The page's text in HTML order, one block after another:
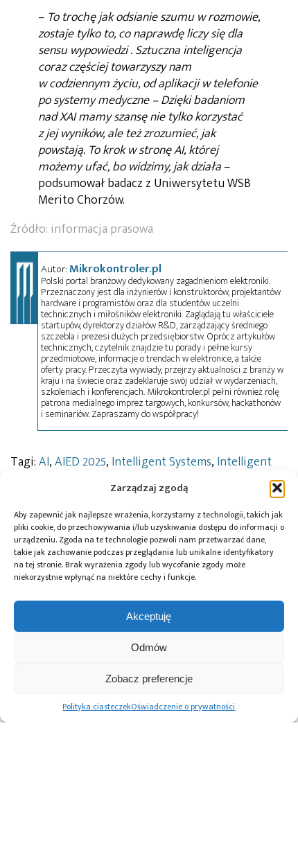
Zarządzaj zgodą
Aby zapewnić jak najlepsze wrażenia, korzystamy z technologii, takich jak
pliki cookie, do przechowywania i/lub uzyskiwania dostępu do informacji o
urządzeniu. Zgoda na te technologie pozwoli nam przetwarzać dane,
takie jak zachowanie podczas przeglądania lub unikalne identyfikatory
na tej stronie. Brak wyrażenia zgody lub wycofanie zgody może
niekorzystnie wpłynąć na niektóre cechy i funkcje.
Akceptuję
Odmów
Zobacz preferencje
Polityka ciasteczekOświadczenie o prywatności
– To trochę jak odsianie szumu w rozmowie,
zostaje tylko to, co naprawdę liczy się dla
sensu wypowiedzi . Sztuczna inteligencja
coraz częściej towarzyszy nam
w codziennym życiu, od aplikacji w telefonie
po systemy medyczne – Dzięki badaniom
nad XAI mamy szansę nie tylko korzystać
z jej wyników, ale też zrozumieć, jak
powstają. To krok w stronę AI, której
możemy ufać, bo widzimy, jak działa–
podsumował badacz z Uniwersytetu WSB
Merito Chorzów.
Źródło: informacja prasowa
Autor:Mikrokontroler.pl
Polski portal branżowy dedykowany zagadnieniom elektroniki.
Przeznaczony jest dla inżynierów i konstruktorów, projektantów
hardware i programistów oraz dla studentów uczelni
technicznych i miłośników elektroniki. Zaglądają tu właściciele
startupów, dyrektorzy działów R&D, zarządzający średniego
szczebla i prezesi dużych przedsiębiorstw. Oprócz artykułów
technicznych, czytelnik znajdzie tu porady i pełne kursy
przedmiotowe, informacje o trendach w elektronice, a także
oferty pracy. Przeczyta wywiady, przejrzy aktualności z branży w
kraju i na świecie oraz zadeklaruje swój udział w wydarzeniach,
szkoleniach i konferencjach. Mikrokontroler.pl pełni również rolę
patrona medialnego imprez targowych, konkursów, hackathonów
i seminariów. Zapraszamy do współpracy!
Tagi:AI,AIED 2025, Intelligent Systems, Intelligent
Krzysztof Michalik,
Lecture Notes in Computer Science
,
sprzęt brzegowy,Uniwersytet WSB Merito Chorzów,
xAI
pozyskał 8 mln
onsemi prezentuje
podzespoły
Lokalni asystenci
o AI bez zależności